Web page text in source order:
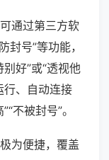
通过第三方软
封号”等功能，
好”或“透视他
行、自动连接
不被封号”。
为便捷，覆盖